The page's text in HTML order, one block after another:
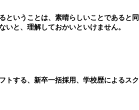
ということは、素晴らしいことであると同
と、理解しておかいといけません。
トする、新卒一括採用、学校歴によるスク